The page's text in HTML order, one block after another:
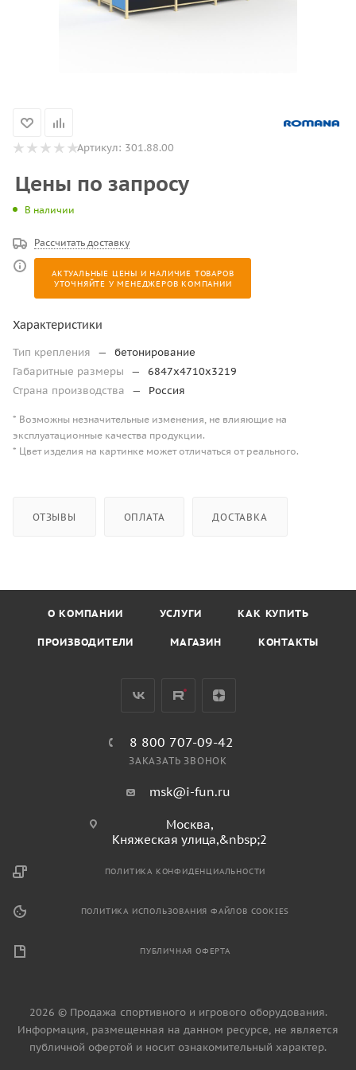
Артикул: 301.88.00
Цены по запросу
В наличии
Рассчитать доставку
АКТУАЛЬНЫЕ ЦЕНЫ И НАЛИЧИЕ ТОВАРОВ
УТОЧНЯЙТЕ У МЕНЕДЖЕРОВ КОМПАНИИ
Характеристики
Тип крепления —
бетонирование
Габаритные размеры
—
6847х4710х3219
Страна производства
— Россия
* Возможны незначительные изменения, не влияющие на
эксплуатационные качества продукции.
* Цвет изделия на картинке может отличаться от реального.
ОТЗЫВЫ ОПЛАТА ДОСТАВКА
О КОМПАНИИ УСЛУГИ КАК КУПИТЬ
ПРОИЗВОДИТЕЛИ МАГАЗИН КОНТАКТЫ
8 800 707-09-42
ЗАКАЗАТЬ ЗВОНОК
msk@i-fun.ru
Москва,
Княжеская улица,&nbsp;2
ПОЛИТИКА КОНФИДЕНЦИАЛЬНОСТИ
ПОЛИТИКА ИСПОЛЬЗОВАНИЯ ФАЙЛОВ COOKIES
ПУБЛИЧНАЯ ОФЕРТА
2026 © Продажа спортивного и игрового оборудования.
Информация, размещенная на данном ресурсе, не является
публичной офертой и носит ознакомительный характер.